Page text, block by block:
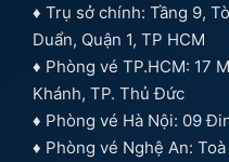
♦ Trụ sở chính: Tầng 9,
Duẩn, Quận 1, TP HCM
♦ Phòng vé TP.HCM: 17
Khánh, TP. Thủ Đức
♦ Phòng vé Hà Nội: 09
♦ Phòng vé Nghệ An: